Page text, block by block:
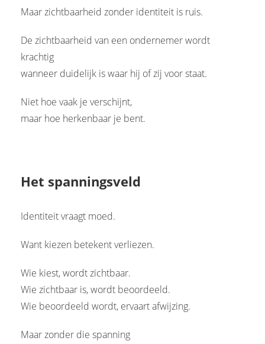
Maar zichtbaarheid zonder identiteit is ruis.
De zichtbaarheid van een ondernemer wordt
krachtig
wanneer duidelijk is waar hij of zij voor staat.
Niet hoe vaak je verschijnt,
maar hoe herkenbaar je bent.
Het spanningsveld
Identiteit vraagt moed.
Want kiezen betekent verliezen.
Wie kiest, wordt zichtbaar.
Wie zichtbaar is, wordt beoordeeld.
Wie beoordeeld wordt, ervaart afwijzing.
Maar zonder die spanning